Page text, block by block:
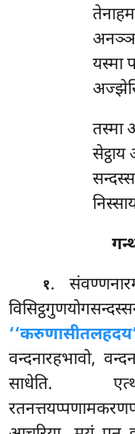
यस्मा
तस्मा
सेट्ठाय
१.
वन्दनारहभावो,
साधेति.